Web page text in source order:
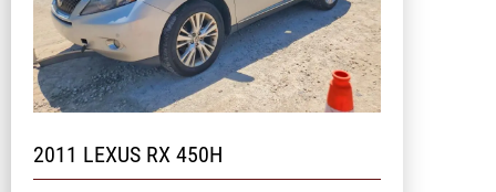
2011 LEXUS RX 450H